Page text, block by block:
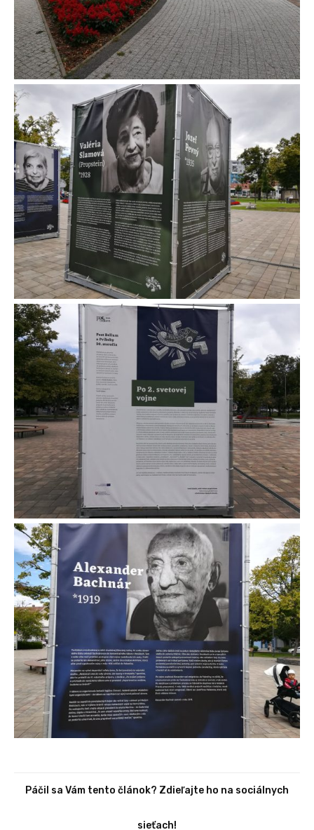
Páčil sa Vám tento článok? Zdieľajte ho na sociálnych
sieťach!